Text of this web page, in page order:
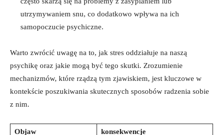
utrzymywaniem snu, co dodatkowo wpływa na ich
samopoczucie psychiczne.
Warto zwrócić uwagę na to, jak stres oddziałuje na naszą
psychikę oraz jakie mogą być tego skutki. Zrozumienie
mechanizmów, które rządzą tym zjawiskiem, jest kluczowe w
kontekście poszukiwania skutecznych sposobów radzenia sobie
z nim.
Objaw konsekwencje